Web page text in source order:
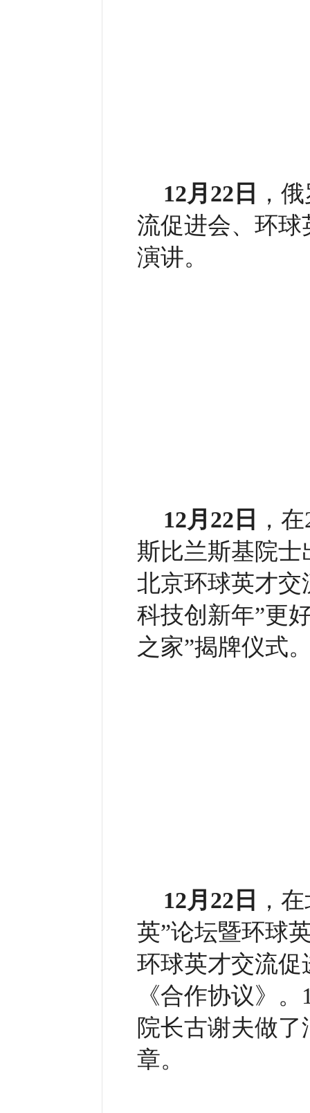
12月22日
，
流促进会、环球
演讲。
12月22日
，
斯比兰斯基院士
北京环球英才交
科技创新年”更
之家”揭牌仪式
12月22日
，
英”论坛暨环球
环球英才交流
《合作协议》
院长古谢夫做
章。